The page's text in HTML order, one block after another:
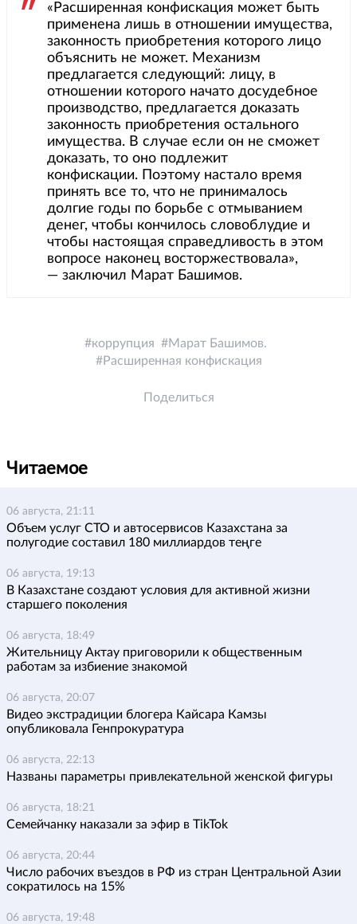
«Расширенная конфискация может быть
применена лишь в отношении имущества,
законность приобретения которого лицо
объяснить не может. Механизм
предлагается следующий: лицу, в
отношении которого начато досудебное
производство, предлагается доказать
законность приобретения остального
имущества. В случае если он не сможет
доказать, то оно подлежит
конфискации. Поэтому настало время
принять все то, что не принималось
долгие годы по борьбе с отмыванием
денег, чтобы кончилось словоблудие и
чтобы настоящая справедливость в этом
вопросе наконец восторжествовала»,
— заключил Марат Башимов.
коррупция
Марат Башимов.
Расширенная конфискация
Поделиться
Читаемое
06 августа, 21:11
Объем услуг СТО и автосервисов Казахстана за
полугодие составил 180 миллиардов теңге
06 августа, 19:13
В Казахстане создают условия для активной жизни
старшего поколения
06 августа, 18:49
Жительницу Актау приговорили к общественным
работам за избиение знакомой
06 августа, 20:07
Видео экстрадиции блогера Кайсара Камзы
опубликовала Генпрокуратура
06 августа, 22:13
Названы параметры привлекательной женской фигуры
06 августа, 18:21
Семейчанку наказали за эфир в TikTok
06 августа, 20:44
Число рабочих въездов в РФ из стран Центральной Азии
сократилось на 15%
06 августа, 19:48